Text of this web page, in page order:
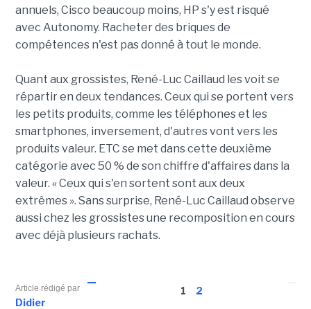
annuels, Cisco beaucoup moins, HP s'y est risqué
avec Autonomy. Racheter des briques de
compétences n'est pas donné à tout le monde.
Quant aux grossistes, René-Luc Caillaud les voit se
répartir en deux tendances. Ceux qui se portent vers
les petits produits, comme les téléphones et les
smartphones, inversement, d'autres vont vers les
produits valeur. ETC se met dans cette deuxième
catégorie avec 50 % de son chiffre d'affaires dans la
valeur. « Ceux qui s'en sortent sont aux deux
extrêmes ». Sans surprise, René-Luc Caillaud observe
aussi chez les grossistes une recomposition en cours
avec déjà plusieurs rachats.
1 2
Article rédigé par
Didier